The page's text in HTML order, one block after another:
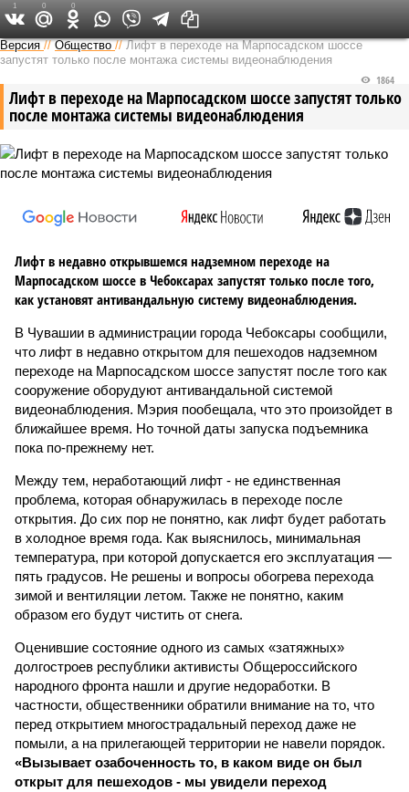
Версия в Чувашии
Версия //Общество //Лифт в переходе на Марпосадском шоссе
запустят только после монтажа системы видеонаблюдения
Лифт в переходе на Марпосадском шоссе запустят только
после монтажа системы видеонаблюдения
1864
Лифт в недавно открывшемся надземном переходе на
Марпосадском шоссе в Чебоксарах запустят только после того,
как установят антивандальную систему видеонаблюдения.
В Чувашии в администрации города Чебоксары сообщили,
что лифт в недавно открытом для пешеходов надземном
переходе на Марпосадском шоссе запустят после того как
сооружение оборудуют антивандальной системой
видеонаблюдения. Мэрия пообещала, что это произойдет в
ближайшее время. Но точной даты запуска подъемника
пока по-прежнему нет.
Между тем, неработающий лифт - не единственная
проблема, которая обнаружилась в переходе после
открытия. До сих пор не понятно, как лифт будет работать
в холодное время года. Как выяснилось, минимальная
температура, при которой допускается его эксплуатация —
пять градусов. Не решены и вопросы обогрева перехода
зимой и вентиляции летом. Также не понятно, каким
образом его будут чистить от снега.
Оценившие состояние одного из самых «затяжных»
долгостроев республики активисты Общероссийского
народного фронта нашли и другие недоработки. В
частности, общественники обратили внимание на то, что
перед открытием многострадальный переход даже не
помыли, а на прилегающей территории не навели порядок.
«Вызывает озабоченность то, в каком виде он был
открыт для пешеходов - мы увидели переход
1 0 0